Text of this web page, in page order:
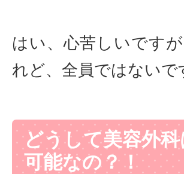
はい、心苦しいです
れど、全員ではない
どうして美容外
可能なの？！